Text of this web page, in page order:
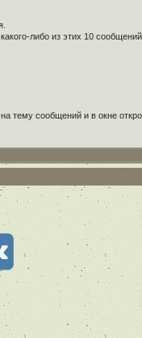
либо из этих 10
тему сообщений и в окне